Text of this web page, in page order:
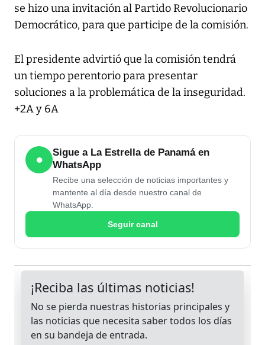
se hizo una invitación al Partido Revolucionario
Democrático, para que participe de la comisión.
El presidente advirtió que la comisión tendrá
un tiempo perentorio para presentar
soluciones a la problemática de la inseguridad.
+2A y 6A
●
Sigue a La Estrella de Panamá en
WhatsApp
Recibe una selección de noticias importantes y
mantente al día desde nuestro canal de
WhatsApp.
Seguir canal